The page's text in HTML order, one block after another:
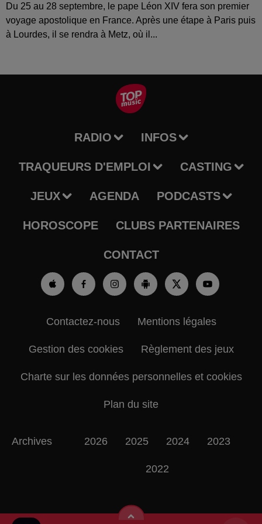
Du 25 au 28 septembre, le pape Léon XIV fera son premier
voyage apostolique en France. Après une étape à Paris puis
à Lourdes, il se rendra à Metz, où il...
RADIO INFOS
TRAQUEURS D'EMPLOI CASTING
JEUX AGENDA PODCASTS
HOROSCOPE CLUBS PARTENAIRES
CONTACT
Contactez-nous Mentions légales
Gestion des cookies Règlement des jeux
Charte sur les données personnelles et cookies
Plan du site
Archives 2026 2025 2024 2023
2022